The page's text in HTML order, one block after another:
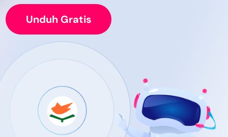
Unduh Gratis